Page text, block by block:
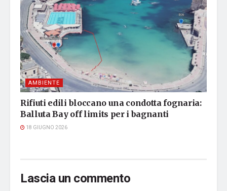
AMBIENTE
Rifiuti edili bloccano una condotta fognaria:
Balluta Bay off limits per i bagnanti
18 GIUGNO 2026
Lascia un commento